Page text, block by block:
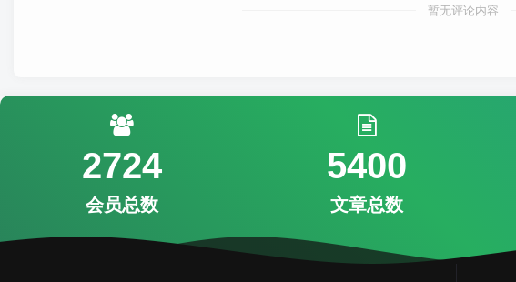
暂无评论内容
2724
会员总数
5400
文章总数